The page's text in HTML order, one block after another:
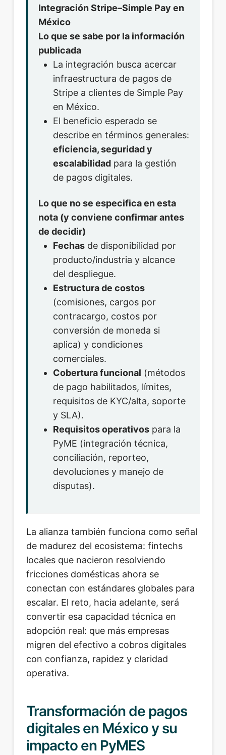
Integración Stripe–Simple Pay en
México
Lo que se sabe por la información
publicada
La integración busca acercar
infraestructura de pagos de
Stripe a clientes de Simple Pay
en México.
El beneficio esperado se
describe en términos generales:
eficiencia, seguridad y
escalabilidad para la gestión
de pagos digitales.
Lo que no se especifica en esta
nota (y conviene confirmar antes
de decidir)
Fechas de disponibilidad por
producto/industria y alcance
del despliegue.
Estructura de costos
(comisiones, cargos por
contracargo, costos por
conversión de moneda si
aplica) y condiciones
comerciales.
Cobertura funcional (métodos
de pago habilitados, límites,
requisitos de KYC/alta, soporte
y SLA).
Requisitos operativos para la
PyME (integración técnica,
conciliación, reporteo,
devoluciones y manejo de
disputas).
La alianza también funciona como señal
de madurez del ecosistema: fintechs
locales que nacieron resolviendo
fricciones domésticas ahora se
conectan con estándares globales para
escalar. El reto, hacia adelante, será
convertir esa capacidad técnica en
adopción real: que más empresas
migren del efectivo a cobros digitales
con confianza, rapidez y claridad
operativa.
Transformación de pagos
digitales en México y su
impacto en PyMES